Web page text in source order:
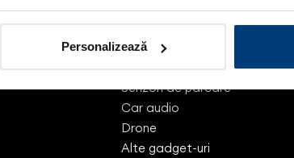
Personalizează
Securitate auto
Detectoare de
radar
Senzori de parcare
Car audio
Drone
Alte gadget-uri